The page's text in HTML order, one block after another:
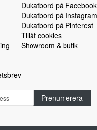
Dukatbord på Facebook
Dukatbord på Instagram
Dukatbord på Pinterest
Tillåt cookies
Showroom & butik
Prenumerera